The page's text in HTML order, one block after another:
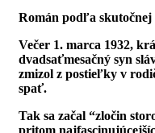
Román podľa skutočnej
Večer 1. marca 1932,
dvadsaťmesačný syn
zmizol z postieľky v
spať.
Tak sa začal “zločin
pritom